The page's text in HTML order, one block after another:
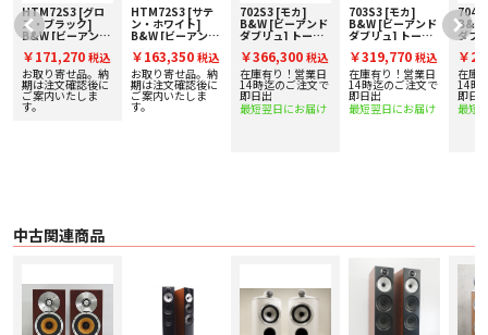
• 下向きのバスレフポート （702 S3のみ）
• 改良されたスピーカー端子
• アップグレードされた磁気回路、シャーシ、クロスオーバー
• 新デザインのグリル
• カラーバリエーション：グロスブラック、ホワイト、ローズナッ
ト、 モカウッド（新色）
■ 仕様
・ 25mm デカップリング・カーボンドーム・トゥイーター×1
・ 130mm コンティニュアム・コーン・バス / ミッドレンジ×2
〇 感度（軸上1m / 2.83Vrms）87dB
〇 高調波歪率
・ 2次および3次高調波（90dB、軸上 1m）
・ 1%未満（100Hz - 22kHz）
HTM72S3 [グロ
ス・ブラック]
B&W [ビーアンド
ースピーカー [1
台] 下取り査定額
20%アップ実施
中！
￥171,270 税込
お取り寄せ品。納
期は注文確認後に
ご案内いたしま
す。
HTM72S3 [サテ
ン・ホワイト]
B&W [ビーアンド
ースピーカー [1
台] 下取り査定額
20%アップ実施
中！
￥163,350 税込
お取り寄せ品。納
期は注文確認後に
ご案内いたしま
す。
702S3 [モカ]
B&W [ビーアンド
ダブリュ] トール
[1台] 下取り査定
額20%アップ実施
中！
￥366,300 税込
在庫有り！営業日
14時迄のご注文で
即日出
最短翌日にお届け
703S3 [モカ]
B&W [ビーアンド
ダブリュ] トール
[1台] 下取り査定
額20%アップ実施
中！
￥319,770 税込
在庫有り！営業日
14時迄のご注文で
即日出
最短翌日にお届け
B&W
ダブ
[1台]
額
中！
￥
在庫
14時
即日
最短
中古関連商品